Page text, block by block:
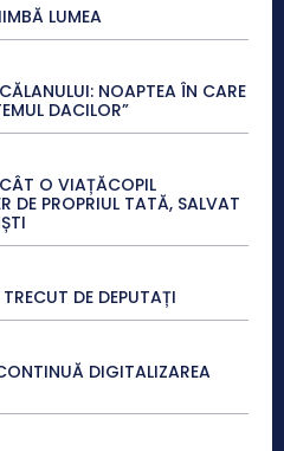
LUMEA
NOAPTEA ÎN CARE
DACILOR”
O VIAȚĂCOPIL
DE PROPRIUL TATĂ, SALVAT
DE DEPUTAȚI
DIGITALIZAREA